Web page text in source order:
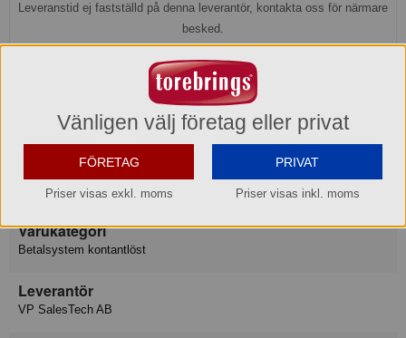
Leveranstid ej fastställd på denna leverantör, kontakta oss för närmare
besked.
Köp »
Produktinformation
Varumärke
Nayax Vend
Varukategori
Betalsystem kontantlöst
Leverantör
VP SalesTech AB
Vänligen välj företag eller privat
FÖRETAG
Priser visas exkl. moms
PRIVAT
Priser visas inkl. moms